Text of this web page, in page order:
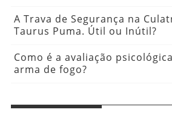
A Trava de Segurança na
Taurus Puma. Útil ou Inútil?
Como é a avaliação
arma de fogo?